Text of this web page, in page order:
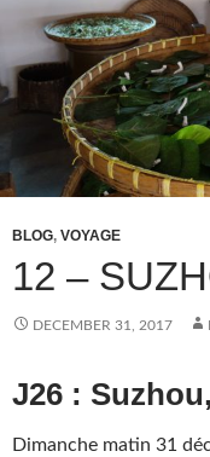
BLOG, VOYAGE
12 –
DECEMBER 31, 2017
J26 :
Dimanche matin 31